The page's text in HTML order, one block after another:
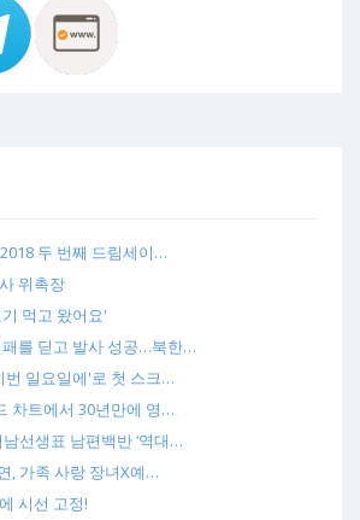
두 번째 드림세이…
위촉장
먹고 왔어요'
패를 딛고 발사 성공…북한…
번 일요일에'로 첫 스크…
차트에서 30년만에 영…
남선생표 남편백반 ‘역대…
, 가족 사랑 장녀X예…
시선 고정!